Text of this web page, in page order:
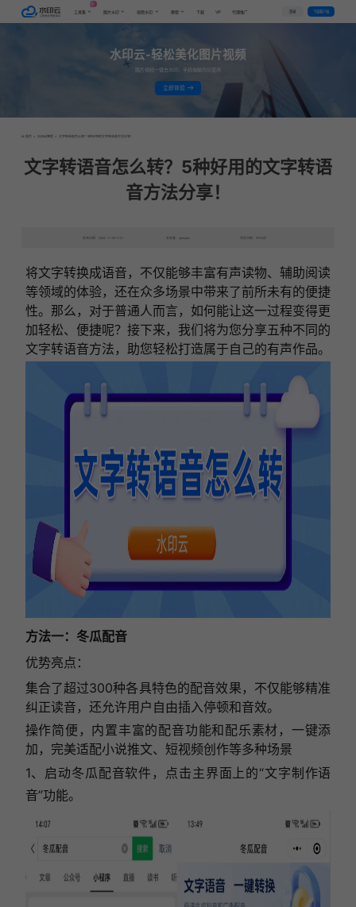
工具集 图片水印 视频水印 教程 下载 VIP 代理推广 登录 下载客户端
水印云-轻松美化图片视频
图片视频一键去水印，手机电脑均可使用
立即体验
首页 > 水印云教程 > 文字转语音怎么转？5种好用的文字转语音方法分享！
文字转语音怎么转？5种好用的文字转语
音方法分享！
发布日期：2024-11-09 11:21 发表者：qianqian 浏览次数：9746次
将文字转换成语音，不仅能够丰富有声读物、辅助阅读
等领域的体验，还在众多场景中带来了前所未有的便捷
性。那么，对于普通人而言，如何能让这一过程变得更
加轻松、便捷呢？接下来，我们将为您分享五种不同的
文字转语音方法，助您轻松打造属于自己的有声作品。
方法一：冬瓜配音
优势亮点：
集合了超过300种各具特色的配音效果，不仅能够精准
纠正读音，还允许用户自由插入停顿和音效。
操作简便，内置丰富的配音功能和配乐素材，一键添
加，完美适配小说推文、短视频创作等多种场景
1、启动冬瓜配音软件，点击主界面上的“文字制作语
音”功能。